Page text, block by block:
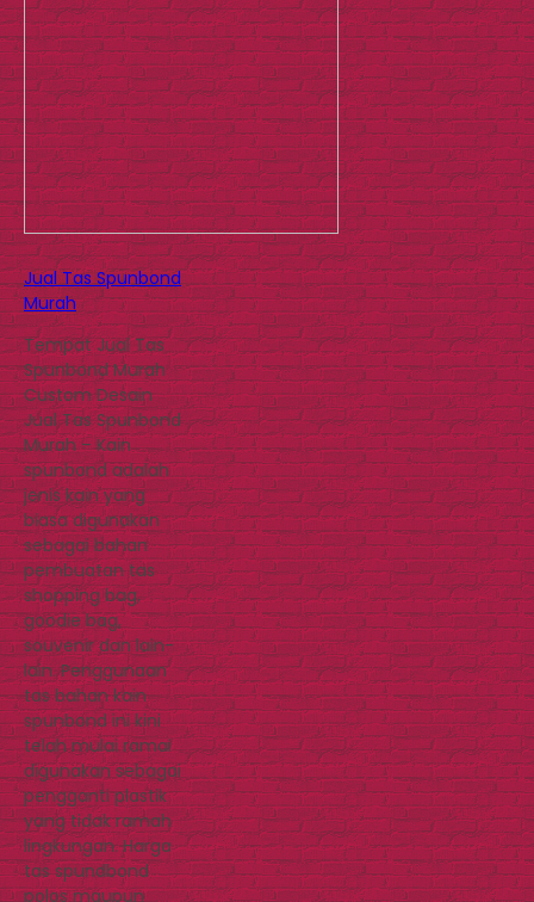
Jual Tas Spunbond
Murah
Tempat Jual Tas
Spunbond Murah
Custom Desain
Jual Tas Spunbond
Murah – Kain
spunbond adalah
jenis kain yang
biasa digunakan
sebagai bahan
pembuatan tas
shopping bag,
goodie bag,
souvenir dan lain-
lain. Penggunaan
tas bahan kain
spunbond ini kini
telah mulai ramai
digunakan sebagai
pengganti plastik
yang tidak ramah
lingkungan. Harga
tas spundbond
polos maupun